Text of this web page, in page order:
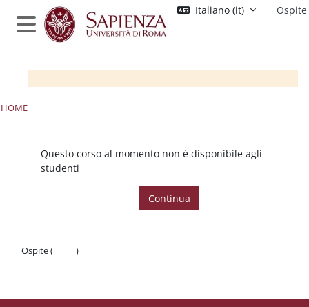
Vai al contenuto principale
Pannello laterale
Italiano ‎(it)‎ Ospite
HOME
Questo corso al momento non è disponibile agli
studenti
Continua
Ospite (
)